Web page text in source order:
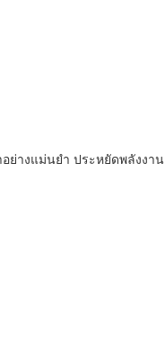
ย่างแม่นยํา ประหยัดพลังงาน